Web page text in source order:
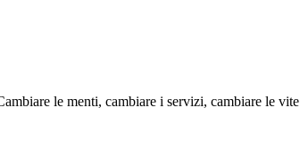
le menti, cambiare i servizi, cambiare le vite